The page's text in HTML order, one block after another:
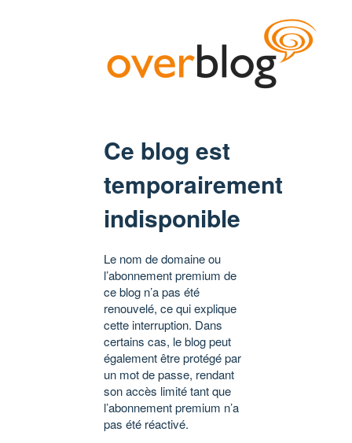
Ce blog est
temporairement
indisponible
Le nom de domaine ou
l’abonnement premium de
ce blog n’a pas été
renouvelé, ce qui explique
cette interruption. Dans
certains cas, le blog peut
également être protégé par
un mot de passe, rendant
son accès limité tant que
l’abonnement premium n’a
pas été réactivé.